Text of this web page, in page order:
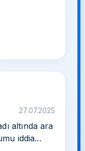
27.07.2025
altında ara
iddia...